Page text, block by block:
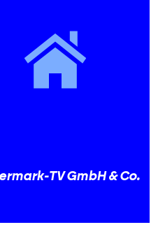
TV GmbH & Co.